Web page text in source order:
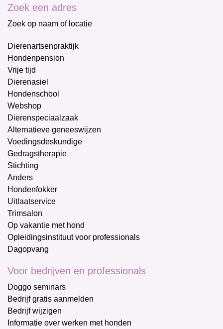
Zoek een adres
Zoek op naam of locatie
Dierenartsenpraktijk
Hondenpension
Vrije tijd
Dierenasiel
Hondenschool
Webshop
Dierenspeciaalzaak
Alternatieve geneeswijzen
Voedingsdeskundige
Gedragstherapie
Stichting
Anders
Hondenfokker
Uitlaatservice
Trimsalon
Op vakantie met hond
Opleidingsinstituut voor professionals
Dagopvang
Voor bedrijven en professionals
Doggo seminars
Bedrijf gratis aanmelden
Bedrijf wijzigen
Informatie over werken met honden